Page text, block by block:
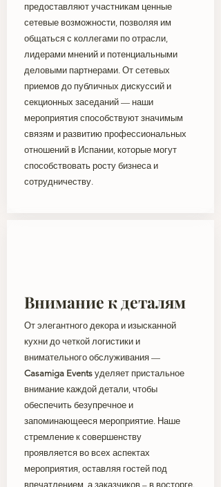
предоставляют участникам ценные
сетевые возможности, позволяя им
общаться с коллегами по отрасли,
лидерами мнений и потенциальными
деловыми партнерами. От сетевых
приемов до публичных дискуссий и
секционных заседаний — наши
мероприятия способствуют значимым
связям и развитию профессиональных
отношений в Испании, которые могут
способствовать росту бизнеса и
сотрудничеству.
Внимание к деталям
От элегантного декора и изысканной
кухни до четкой логистики и
внимательного обслуживания —
Casamiga Events уделяет пристальное
внимание каждой детали, чтобы
обеспечить безупречное и
запоминающееся мероприятие. Наше
стремление к совершенству
проявляется во всех аспектах
мероприятия, оставляя гостей под
впечатлением, а заказчиков – в восторге.